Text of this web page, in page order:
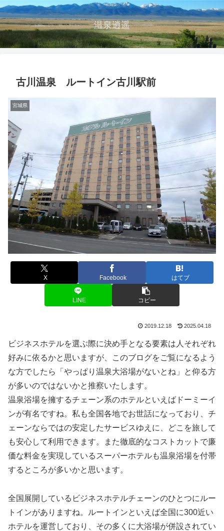
温泉逍遥
古川温泉 ルートイン古川駅前
宮城県
X Facebook はてブ
LINE コピー
2019.12.18 2025.04.18
ビジネスホテルを選ぶ際に決め手となる要素は人それぞれ
好みに依るかと思いますが、このブログをご覧になるよう
な方でしたら「やっぱり温泉大浴場がないとね」と仰る方
が多いのではないかと推察いたします。
温泉浴場を擁するチェーン系のホテルといえばドーミーイ
ンが有名ですね。私も全国各地でお世話になっており、チ
ェーンならではの安定したサービスゆえに、どこを旅して
も安心して利用できます。また徹底的なコストカットで廉
価な料金を実現しているスーパーホテルも温泉浴場を付帯
するところが多いかと思います。
全国展開しているビジネスホテルチェーンのひとつにルー
トインがありますね。ルートインといえば全国に300近い
ホテルを運営しており、その多くに大浴場が併設されてい